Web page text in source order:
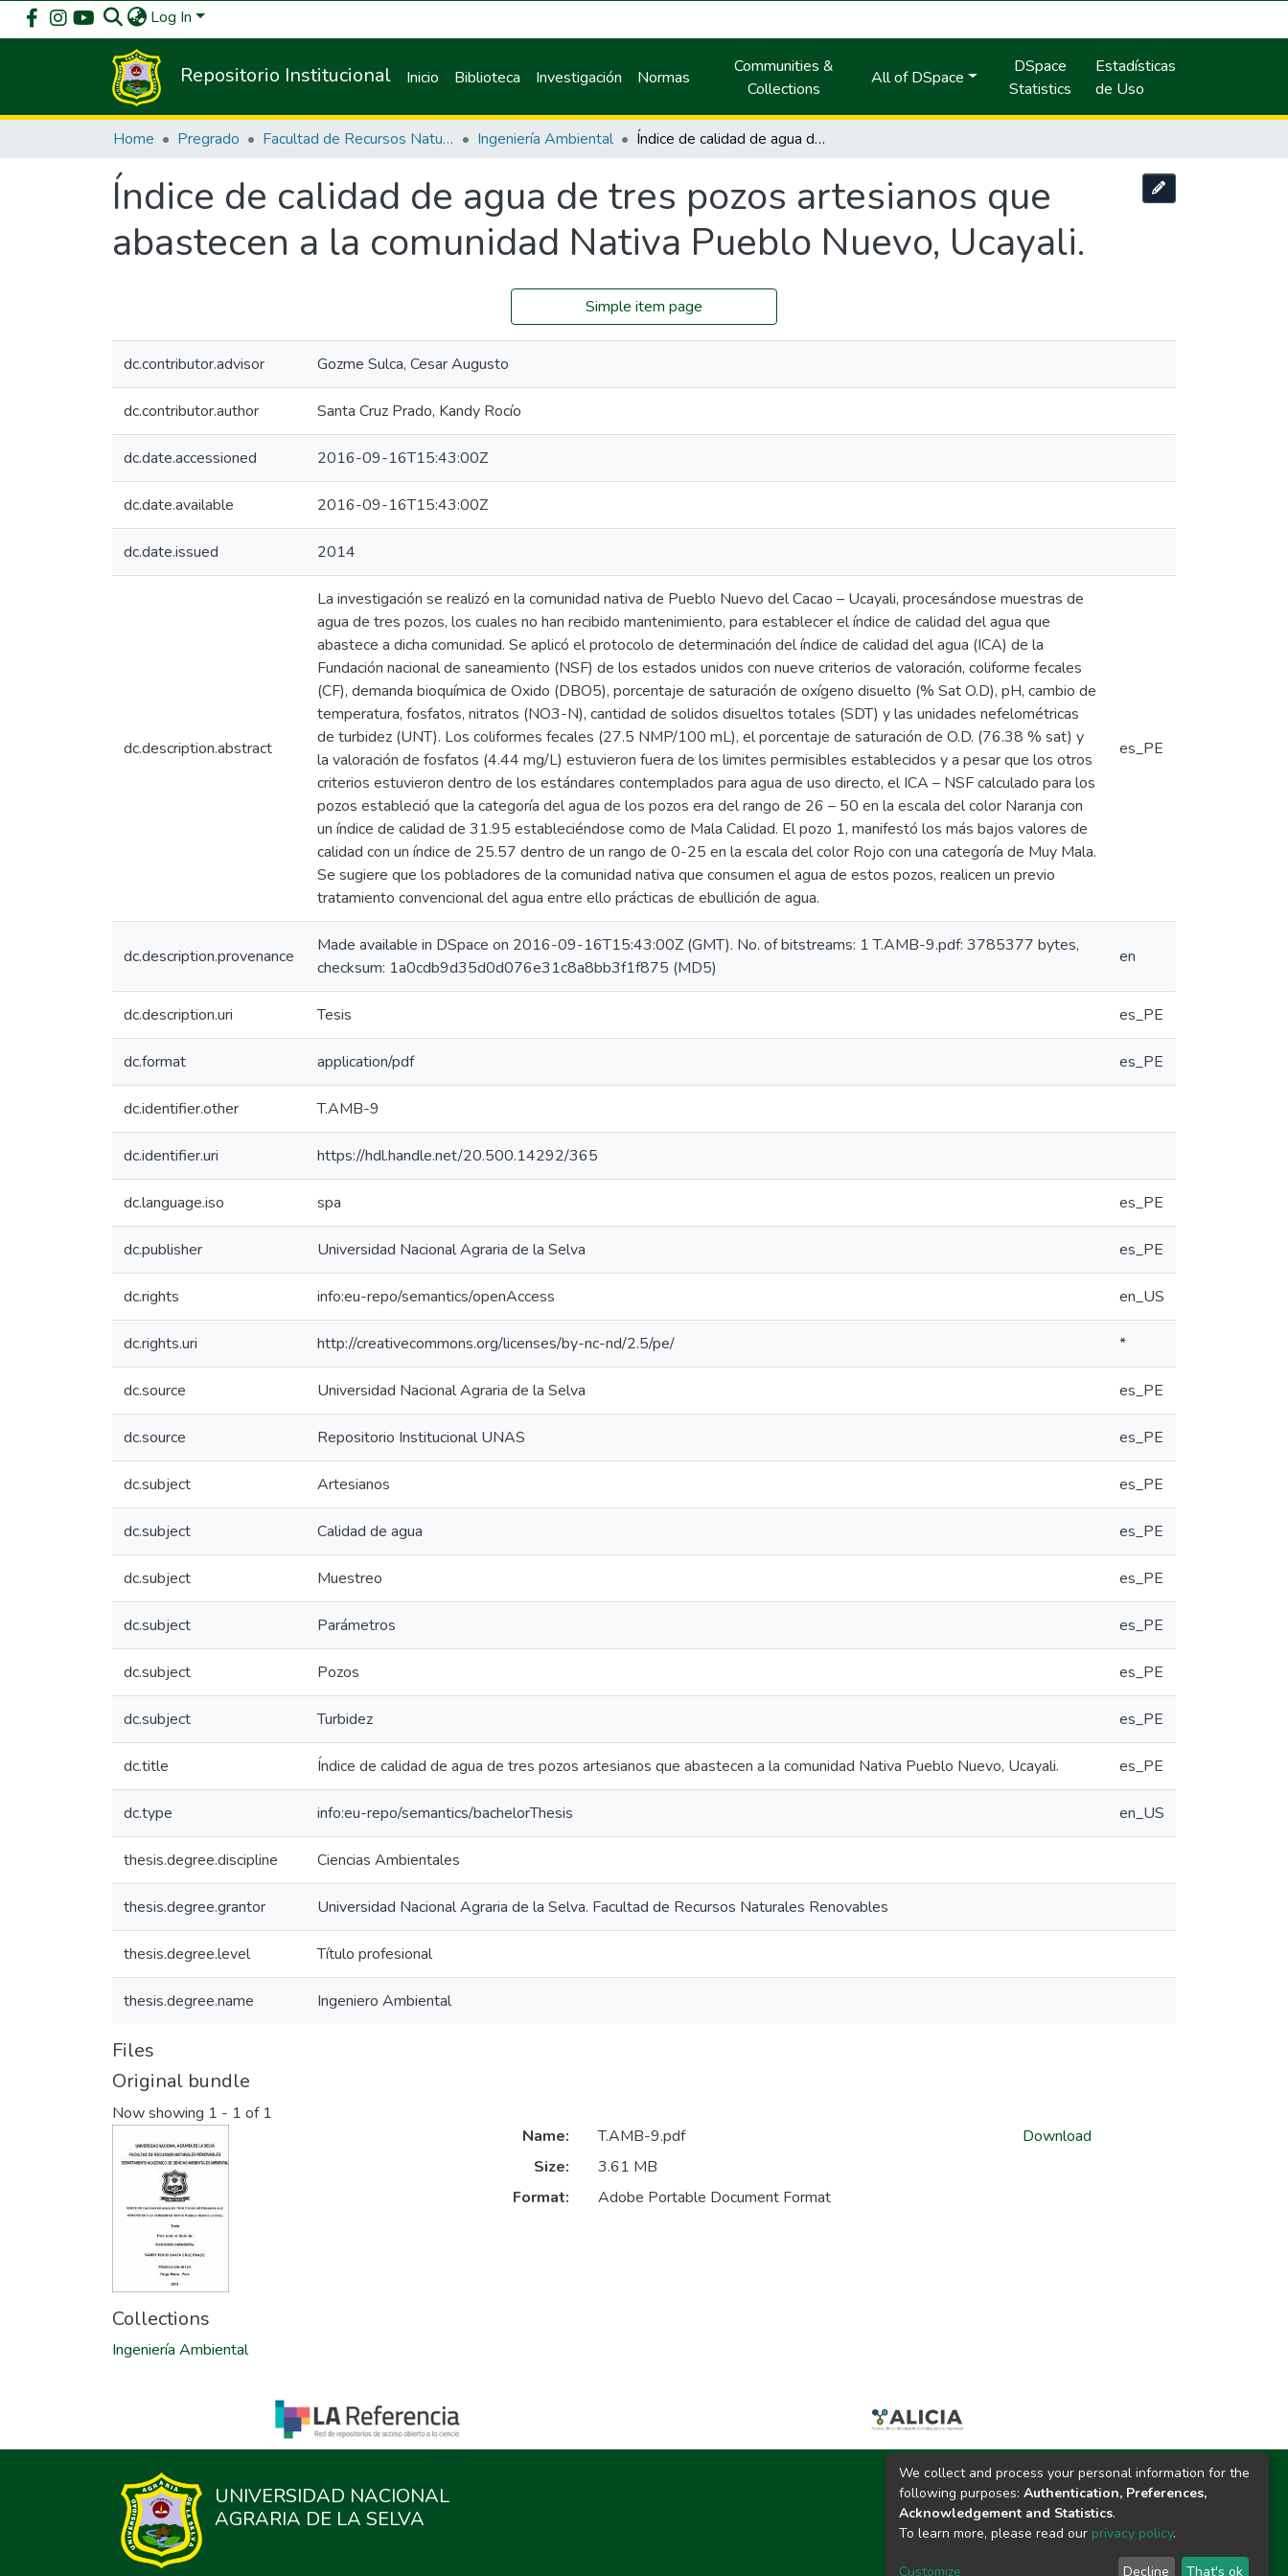
Log In
Repositorio Institucional Inicio Biblioteca Investigación Normas
Communities &
Collections
All of DSpace
DSpace
Statistics
Estadísticas
de Uso
Home Pregrado Facultad de Recursos Naturales Renovables Ingeniería Ambiental Índice de calidad de agua de tres pozos artesianos que abastecen a la comunidad Nativa Pueblo Nuevo, Ucayali.
Índice de calidad de agua de tres pozos artesianos que
abastecen a la comunidad Nativa Pueblo Nuevo, Ucayali.
Simple item page
dc.contributor.advisor Gozme Sulca, Cesar Augusto
dc.contributor.author Santa Cruz Prado, Kandy Rocío
dc.date.accessioned 2016-09-16T15:43:00Z
dc.date.available 2016-09-16T15:43:00Z
dc.date.issued 2014
dc.description.abstract
La investigación se realizó en la comunidad nativa de Pueblo Nuevo del Cacao – Ucayali, procesándose muestras de
agua de tres pozos, los cuales no han recibido mantenimiento, para establecer el índice de calidad del agua que
abastece a dicha comunidad. Se aplicó el protocolo de determinación del índice de calidad del agua (ICA) de la
Fundación nacional de saneamiento (NSF) de los estados unidos con nueve criterios de valoración, coliforme fecales
(CF), demanda bioquímica de Oxido (DBO5), porcentaje de saturación de oxígeno disuelto (% Sat O.D), pH, cambio de
temperatura, fosfatos, nitratos (NO3-N), cantidad de solidos disueltos totales (SDT) y las unidades nefelométricas
de turbidez (UNT). Los coliformes fecales (27.5 NMP/100 mL), el porcentaje de saturación de O.D. (76.38 % sat) y
la valoración de fosfatos (4.44 mg/L) estuvieron fuera de los limites permisibles establecidos y a pesar que los otros
criterios estuvieron dentro de los estándares contemplados para agua de uso directo, el ICA – NSF calculado para los
pozos estableció que la categoría del agua de los pozos era del rango de 26 – 50 en la escala del color Naranja con
un índice de calidad de 31.95 estableciéndose como de Mala Calidad. El pozo 1, manifestó los más bajos valores de
calidad con un índice de 25.57 dentro de un rango de 0-25 en la escala del color Rojo con una categoría de Muy Mala.
Se sugiere que los pobladores de la comunidad nativa que consumen el agua de estos pozos, realicen un previo
tratamiento convencional del agua entre ello prácticas de ebullición de agua.
es_PE
dc.description.provenance
Made available in DSpace on 2016-09-16T15:43:00Z (GMT). No. of bitstreams: 1 T.AMB-9.pdf: 3785377 bytes,
checksum: 1a0cdb9d35d0d076e31c8a8bb3f1f875 (MD5)
en
dc.description.uri Tesis es_PE
dc.format application/pdf es_PE
dc.identifier.other T.AMB-9
dc.identifier.uri https://hdl.handle.net/20.500.14292/365
dc.language.iso spa es_PE
dc.publisher Universidad Nacional Agraria de la Selva es_PE
dc.rights info:eu-repo/semantics/openAccess en_US
dc.rights.uri http://creativecommons.org/licenses/by-nc-nd/2.5/pe/ *
dc.source Universidad Nacional Agraria de la Selva es_PE
dc.source Repositorio Institucional UNAS es_PE
dc.subject Artesianos es_PE
dc.subject Calidad de agua es_PE
dc.subject Muestreo es_PE
dc.subject Parámetros es_PE
dc.subject Pozos es_PE
dc.subject Turbidez es_PE
dc.title Índice de calidad de agua de tres pozos artesianos que abastecen a la comunidad Nativa Pueblo Nuevo, Ucayali. es_PE
dc.type info:eu-repo/semantics/bachelorThesis en_US
thesis.degree.discipline Ciencias Ambientales
thesis.degree.grantor Universidad Nacional Agraria de la Selva. Facultad de Recursos Naturales Renovables
thesis.degree.level Título profesional
thesis.degree.name Ingeniero Ambiental
Files
Original bundle
Now showing 1 - 1 of 1
Name:
T.AMB-9.pdf
Size:
3.61 MB
Format:
Adobe Portable Document Format
Download
Collections
Ingeniería Ambiental
UNIVERSIDAD NACIONAL
AGRARIA DE LA SELVA
Ciudad Universitaria
Carretera Central km. 1.21 Tingo María, Huánuco
Datos del contacto
repositorio@unas.edu.pe
We collect and process your personal information for the
following purposes: Authentication, Preferences,
Acknowledgement and Statistics.
To learn more, please read our privacy policy.
Customize Decline That's ok